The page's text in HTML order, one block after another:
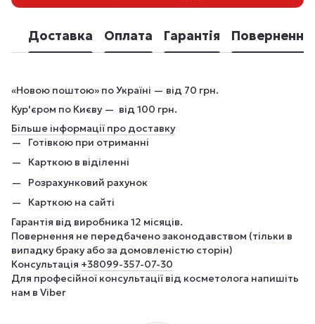
Доставка Оплата Гарантія Повернення
«Новою поштою» по Україні — від 70 грн.
Кур'єром по Києву — від 100 грн.
Більше інформації про доставку
Готівкою при отриманні
Карткою в віділенні
Розрахунковий рахунок
Карткою на сайті
Гарантія від виробника 12 місяців.
Повернення не передбачено законодавством (тільки в
випадку браку або за домовленістю сторін)
Консультація +38099-357-07-30
Для професійної консультації від косметолога напишіть
нам в Viber